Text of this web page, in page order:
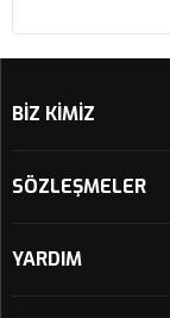
BİZ KİMİZ
SÖZLEŞMELER
YARDIM